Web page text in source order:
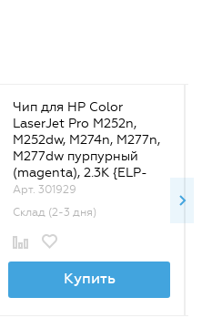
Чип для HP Color
LaserJet Pro M252n,
M252dw, M274n, M277n,
M277dw пурпурный
(magenta), 2.3K {ELP-
CH-HCF403X-M}
Арт. 301929
Склад (2-3 дня)
Купить